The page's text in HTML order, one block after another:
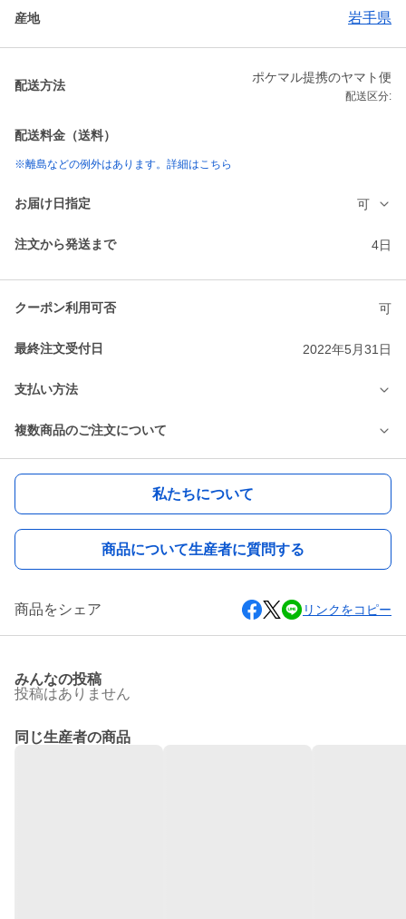
産地 岩手県
配送方法
ポケマル提携のヤマト便
配送区分:
配送料金（送料）
※離島などの例外はあります。詳細はこちら
お届け日指定 可
注文から発送まで 4日
クーポン利用可否 可
最終注文受付日 2022年5月31日
支払い方法
複数商品のご注文について
私たちについて
商品について生産者に質問する
商品をシェア リンクをコピー
みんなの投稿
投稿はありません
同じ生産者の商品